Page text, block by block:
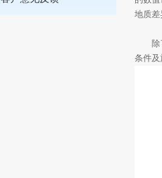
地质差
除了
条件及